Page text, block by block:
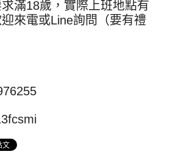
滿18歲，實際上班地點有
來電或Line詢問（要有禮